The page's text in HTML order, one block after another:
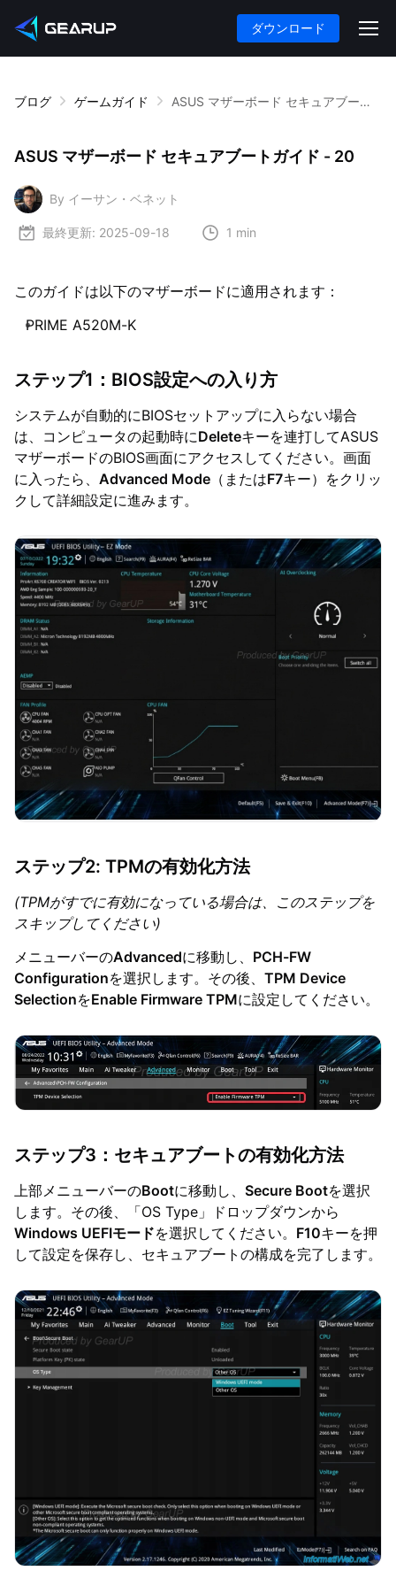
ダウンロード
ブログ ゲームガイド ASUS マザーボード セキュアブートガイド - 20
ASUS マザーボード セキュアブートガイド - 20
By イーサン・ベネット
最終更新: 2025-09-18 1 min
このガイドは以下のマザーボードに適用されます：
PRIME A520M-K
ステップ1：BIOS設定への入り方
システムが自動的にBIOSセットアップに入らない場合
は、コンピュータの起動時にDeleteキーを連打してASUS
マザーボードのBIOS画面にアクセスしてください。画面
に入ったら、 Advanced Mode （またはF7キー）をクリッ
クして詳細設定に進みます。
ステップ2: TPMの有効化方法
(TPMがすでに有効になっている場合は、このステップを
スキップしてください)
メニューバーのAdvancedに移動し、 PCH-FW
Configurationを選択します。その後、 TPM Device
SelectionをEnable Firmware TPMに設定してください。
ステップ3：セキュアブートの有効化方法
上部メニューバーのBootに移動し、 Secure Bootを選択
します。その後、「OS Type」ドロップダウンから
Windows UEFIモードを選択してください。 F10キーを押
して設定を保存し、セキュアブートの構成を完了します。